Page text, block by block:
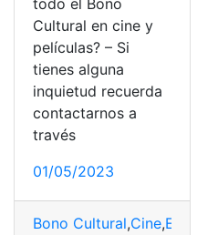
Cultural en cine y
películas? – Si
tienes alguna
inquietud recuerda
contactarnos a
través
01/05/2023
Bono Cultural,Cine,España